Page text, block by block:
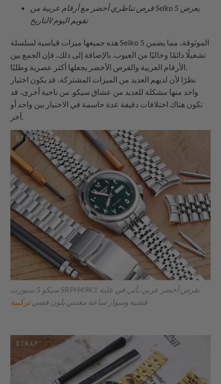
قرص تناظري أخضر مع أرقام عربية من Seiko 5 يعرض
تقويم اليوم/التاريخ
هذه جميعها ميزات قياسية لسلسلة Seiko 5 الموثوقة، مما يضمن
تشغيلًا دائمًا وخاليًا من العيوب. بالإضافة إلى ذلك، فإن الجمع بين
الأرقام العربية والقرص الأخضر يجعلها أكثر عصرية وطلبًا.
نظرًا لأن لديهم العديد من الميزات المشتركة، قد يكون اختيار
واحد منها مشكلة للعديد من عشاق سيكو. من ناحية أخرى، قد
تكون هناك اختلافات دقيقة عدة حاسمة في الاختيار بين واحد أو
آخر.
سيكو 5 سبورت SRPH49K1 بقرص أخضر عربي يأتي في علبة
فضية وسوار ساعة معدني بلون فضيتركيبة